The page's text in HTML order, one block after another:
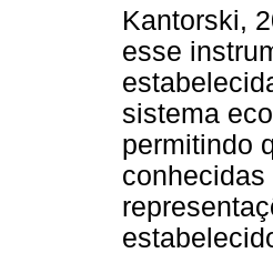
Kantorski,
esse
sistema
permitindo